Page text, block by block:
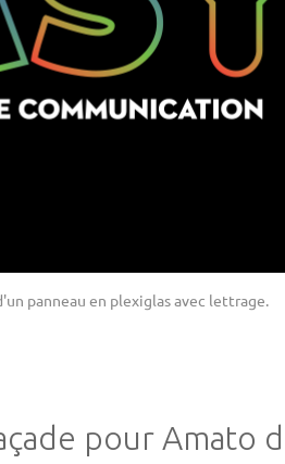
panneau en plexiglas avec lettrage.
pour Amato